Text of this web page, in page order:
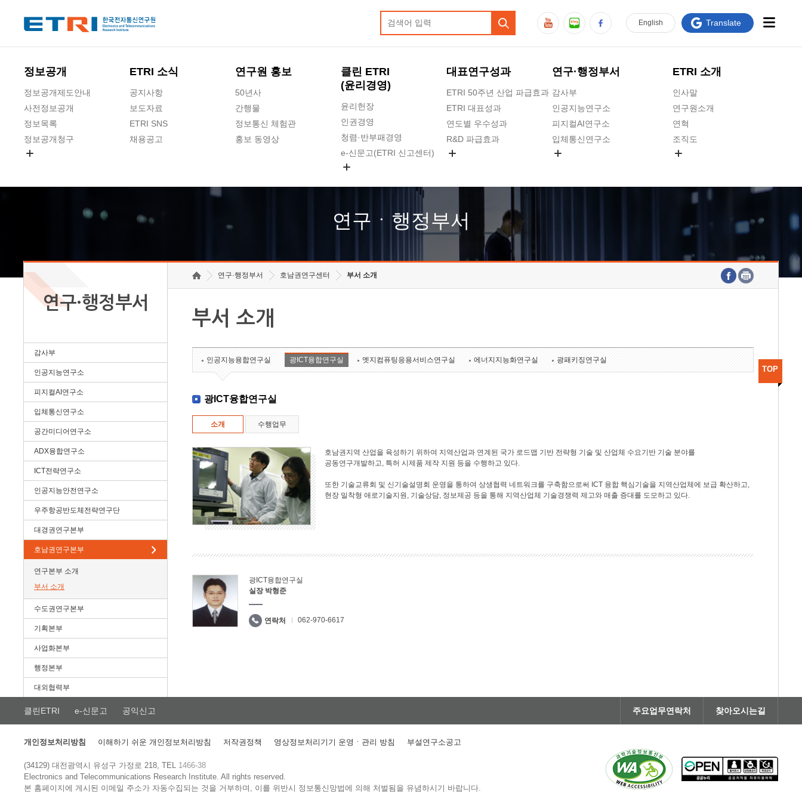
정보공개
정보공개제도안내
사전정보공개
정보목록
정보공개청구
ETRI 소식
공지사항
보도자료
ETRI SNS
채용공고
연구원 홍보
50년사
간행물
정보통신 체험관
홍보 동영상
클린 ETRI
(윤리경영)
윤리헌장
인권경영
청렴·반부패경영
e-신문고(ETRI 신고센터)
고객의소리
수의계약 현황
대표연구성과
ETRI 50주년 산업 파급효과
ETRI 대표성과
연도별 우수성과
R&D 파급효과
연구·행정부서
감사부
인공지능연구소
피지컬AI연구소
입체통신연구소
호남권연구본부
기획본부
ETRI 소개
인사말
연구원소개
연혁
조직도
연구원 고객헌장
주요업무연락처
English Translate
연구ㆍ행정부서
연구·행정부서
감사부
인공지능연구소
피지컬AI연구소
입체통신연구소
공간미디어연구소
ADX융합연구소
ICT전략연구소
인공지능안전연구소
우주항공반도체전략연구단
대경권연구본부
호남권연구본부
연구본부 소개
부서 소개
수도권연구본부
기획본부
사업화본부
행정본부
대외협력부
연구·행정부서 호남권연구센터 부서 소개
부서 소개
인공지능융합연구실 광ICT융합연구실 엣지컴퓨팅응용서비스연구실 에너지지능화연구실 광패키징연구실
광ICT융합연구실
소개 수행업무
호남권지역 산업을 육성하기 위하여 지역산업과 연계된 국가 로드맵 기반 전략형 기술 및 산업체 수요기반 기술 분야를
공동연구개발하고, 특허 시제품 제작 지원 등을 수행하고 있다.
또한 기술교류회 및 신기술설명회 운영을 통하여 상생협력 네트워크를 구축함으로써 ICT 융합 핵심기술을 지역산업체에 보급 확산하고,
현장 밀착형 애로기술지원, 기술상담, 정보제공 등을 통해 지역산업체 기술경쟁력 제고와 매출 증대를 도모하고 있다.
광ICT융합연구실
실장 박형준
연락처 062-970-6617
TOP
클린ETRI e-신문고 공익신고 주요업무연락처 찾아오시는길
개인정보처리방침 이해하기 쉬운 개인정보처리방침 저작권정책 영상정보처리기기 운영ㆍ관리 방침 부설연구소공고
(34129) 대전광역시 유성구 가정로 218, TEL 1466-38
Electronics and Telecommunications Research Institute.All rights reserved.
본 홈페이지에 게시된 이메일 주소가 자동수집되는 것을 거부하며, 이를 위반시 정보통신망법에 의해 처벌됨을 유념하시기 바랍니다.